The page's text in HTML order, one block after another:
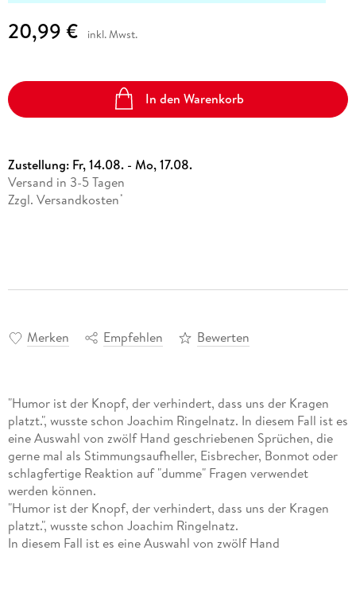
20,99 € inkl. Mwst.
In den Warenkorb
Zustellung: Fr, 14.08. - Mo, 17.08.
Versand in 3-5 Tagen
Zzgl. Versandkosten *
Merken Empfehlen Bewerten
"Humor ist der Knopf, der verhindert, dass uns der Kragen
platzt.", wusste schon Joachim Ringelnatz. In diesem Fall ist es
eine Auswahl von zwölf Hand geschriebenen Sprüchen, die
gerne mal als Stimmungsaufheller, Eisbrecher, Bonmot oder
schlagfertige Reaktion auf "dumme" Fragen verwendet
werden können.
"Humor ist der Knopf, der verhindert, dass uns der Kragen
platzt.", wusste schon Joachim Ringelnatz.
In diesem Fall ist es eine Auswahl von zwölf Hand